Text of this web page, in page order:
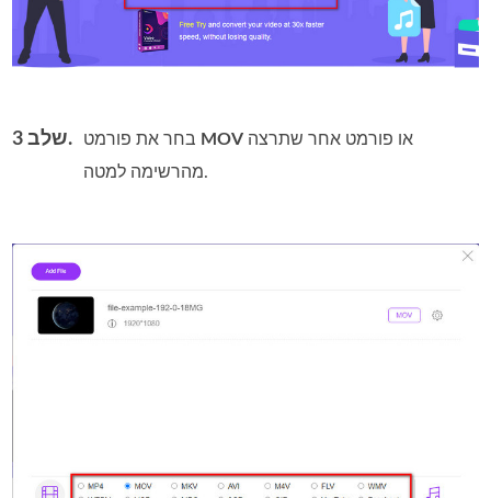
שלב 3. MOV
מהרשימה למטה.